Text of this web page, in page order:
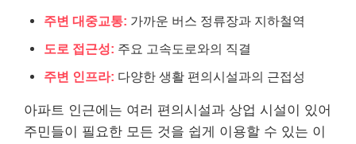
주변 대중교통: 가까운 버스 정류장과 지하철역
도로 접근성: 주요 고속도로와의 직결
주변 인프라: 다양한 생활 편의시설과의 근접성
아파트 인근에는 여러 편의시설과 상업 시설이 있어
주민들이 필요한 모든 것을 쉽게 이용할 수 있는 이